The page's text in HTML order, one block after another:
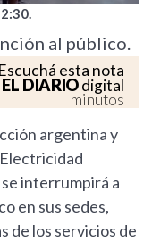
al público.
Escuchá esta nota
EL DIARIOdigital
minutos
argentina y
interrumpirá a
en sus sedes,
de los servicios de